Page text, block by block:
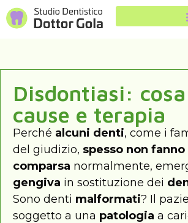
Disdontiasi:
cause e terapia
Perché alcuni denti, come i
del giudizio, spesso non fanno
comparsa normalmente,
gengiva in sostituzione dei
Sono denti malformati? Il
soggetto a una patologia a